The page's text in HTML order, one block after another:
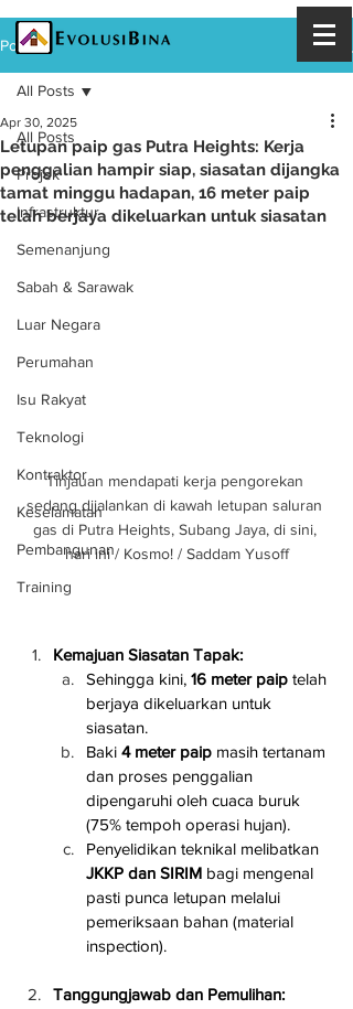
Post
All Posts
Projek
Infrastruktur
Semenanjung
Sabah & Sarawak
Luar Negara
Perumahan
Isu Rakyat
Teknologi
Kontraktor
Keselamatan
Pembangunan
Training
All Posts
Letupan paip gas Putra Heights: Kerja
penggalian hampir siap, siasatan dijangka
tamat minggu hadapan, 16 meter paip
telah berjaya dikeluarkan untuk siasatan
Apr 30, 2025
Tinjauan mendapati kerja pengorekan
sedang dijalankan di kawah letupan saluran
gas di Putra Heights, Subang Jaya, di sini,
hari ini / Kosmo! / Saddam Yusoff
Kemajuan Siasatan Tapak:
Sehingga kini, 16 meter paip telah
berjaya dikeluarkan untuk
siasatan.
Baki 4 meter paip masih tertanam
dan proses penggalian
dipengaruhi oleh cuaca buruk
(75% tempoh operasi hujan).
Penyelidikan teknikal melibatkan
JKKP dan SIRIM bagi mengenal
pasti punca letupan melalui
pemeriksaan bahan (material
inspection).
Tanggungjawab dan Pemulihan: